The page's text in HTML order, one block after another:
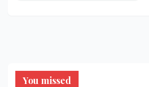
You missed